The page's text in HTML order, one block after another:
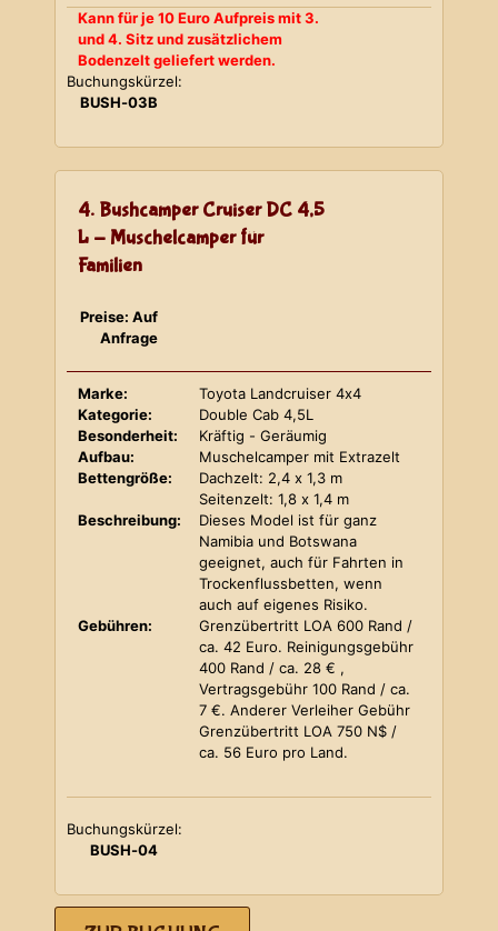
Kann für je 10 Euro Aufpreis mit 3.
und 4. Sitz und zusätzlichem
Bodenzelt geliefert werden.
Buchungskürzel:
BUSH-03B
4. Bushcamper Cruiser DC 4,5
L - Muschelcamper für
Familien
Preise: Auf
Anfrage
Marke:
Toyota Landcruiser 4x4
Kategorie:
Double Cab 4,5L
Besonderheit:
Kräftig - Geräumig
Aufbau:
Muschelcamper mit Extrazelt
Bettengröße:
Dachzelt: 2,4 x 1,3 m
Seitenzelt: 1,8 x 1,4 m
Beschreibung:
Dieses Model ist für ganz
Namibia und Botswana
geeignet, auch für Fahrten in
Trockenflussbetten, wenn
auch auf eigenes Risiko.
Gebühren:
Grenzübertritt LOA 600 Rand /
ca. 42 Euro. Reinigungsgebühr
400 Rand / ca. 28 € ,
Vertragsgebühr 100 Rand / ca.
7 €. Anderer Verleiher Gebühr
Grenzübertritt LOA 750 N$ /
ca. 56 Euro pro Land.
Buchungskürzel:
BUSH-04